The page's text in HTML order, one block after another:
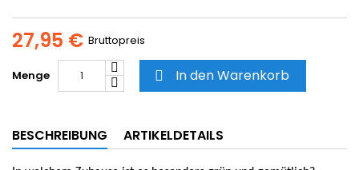
27,95 € Bruttopreis
Menge  In den Warenkorb
BESCHREIBUNG ARTIKELDETAILS